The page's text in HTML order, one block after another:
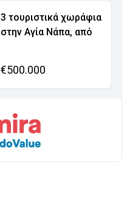
3 τουριστικά χωράφια
στην Αγία Νάπα, από
€500.000